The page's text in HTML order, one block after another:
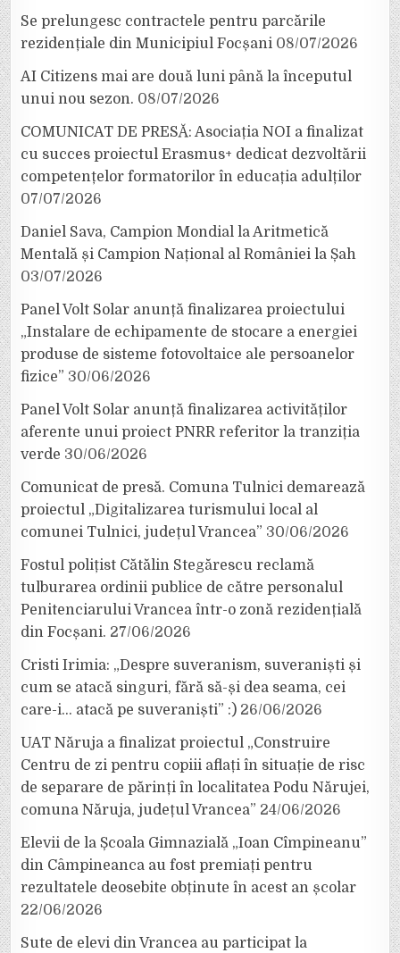
Se prelungesc contractele pentru parcările
rezidențiale din Municipiul Focșani 08/07/2026
AI Citizens mai are două luni până la începutul
unui nou sezon. 08/07/2026
COMUNICAT DE PRESĂ: Asociația NOI a finalizat
cu succes proiectul Erasmus+ dedicat dezvoltării
competențelor formatorilor în educația adulților
07/07/2026
Daniel Sava, Campion Mondial la Aritmetică
Mentală și Campion Național al României la Șah
03/07/2026
Panel Volt Solar anunță finalizarea proiectului
„Instalare de echipamente de stocare a energiei
produse de sisteme fotovoltaice ale persoanelor
fizice” 30/06/2026
Panel Volt Solar anunță finalizarea activităților
aferente unui proiect PNRR referitor la tranziția
verde 30/06/2026
Comunicat de presă. Comuna Tulnici demarează
proiectul „Digitalizarea turismului local al
comunei Tulnici, județul Vrancea” 30/06/2026
Fostul polițist Cătălin Stegărescu reclamă
tulburarea ordinii publice de către personalul
Penitenciarului Vrancea într-o zonă rezidențială
din Focșani. 27/06/2026
Cristi Irimia: „Despre suveranism, suveraniști și
cum se atacă singuri, fără să-și dea seama, cei
care-i… atacă pe suveraniști” :) 26/06/2026
UAT Năruja a finalizat proiectul „Construire
Centru de zi pentru copiii aflați în situație de risc
de separare de părinți în localitatea Podu Nărujei,
comuna Năruja, județul Vrancea” 24/06/2026
Elevii de la Școala Gimnazială „Ioan Cîmpineanu”
din Câmpineanca au fost premiați pentru
rezultatele deosebite obținute în acest an școlar
22/06/2026
Sute de elevi din Vrancea au participat la